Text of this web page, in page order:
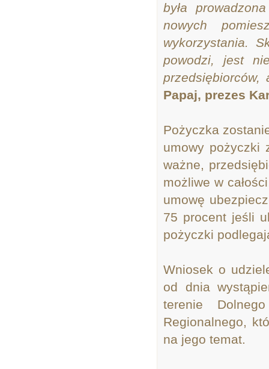
była
nowych
wykorzystania.
powodzi, jest
Papaj, prezes
Pożyczka
umowy pożyczki
ważne,
możliwe w
umowę
75 procent jeśli
pożyczki
Wniosek o
od dnia
terenie
Regionalnego,
na jego temat.